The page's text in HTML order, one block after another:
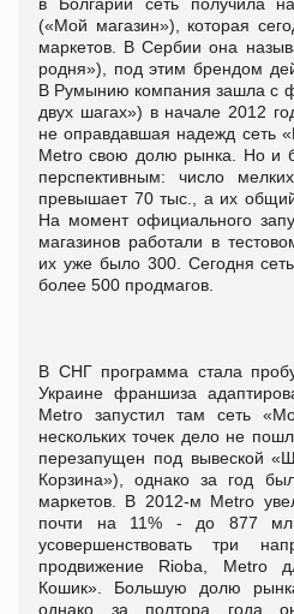
(«Мой магазин»), которая
маркетов. В Сербии она
родня»), под этим брендом
В Румынию компания зашла с
двух шагах») в начале 2012
не оправдавшая надежд сеть
Metro свою долю рынка. Но и
перспективным: число
превышает 70 тыс., а их
На момент официального
магазинов работали в
их уже было 300. Сегодня
более 500 продмагов.
В СНГ программа стала
Украине франшиза
Metro запустил там сеть
нескольких точек дело не
перезапущен под вывеской
Корзина»), однако за год
маркетов. В 2012-м Metro
почти на 11% - до 877
усовершенствовать три
продвижение Rioba, Metro
Кошик». Большую долю
однако за полтора года